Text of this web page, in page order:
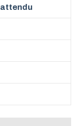
attendu